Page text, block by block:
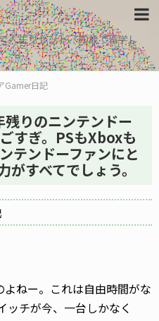
人生リセット、30歳で留学し
Gamer日記
りのニンテンドー
すぎ。PSもXboxも
テンドーファンにと
すべてでしょう。
ねー。これは自由時間がな
ッチが今、一台しかなく